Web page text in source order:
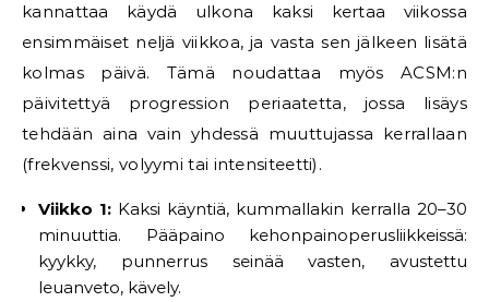
kannattaa käydä ulkona kaksi kertaa viikossa
ensimmäiset neljä viikkoa, ja vasta sen jälkeen lisätä
kolmas päivä. Tämä noudattaa myös ACSM:n
päivitettyä progression periaatetta, jossa lisäys
tehdään aina vain yhdessä muuttujassa kerrallaan
(frekvenssi, volyymi tai intensiteetti).
Viikko 1: Kaksi käyntiä, kummallakin kerralla 20–30
minuuttia. Pääpaino kehonpainoperusliikkeissä:
kyykky, punnerrus seinää vasten, avustettu
leuanveto, kävely.